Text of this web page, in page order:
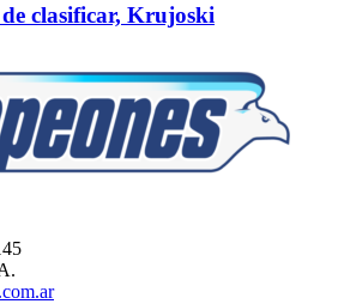
clasificar, Krujoski